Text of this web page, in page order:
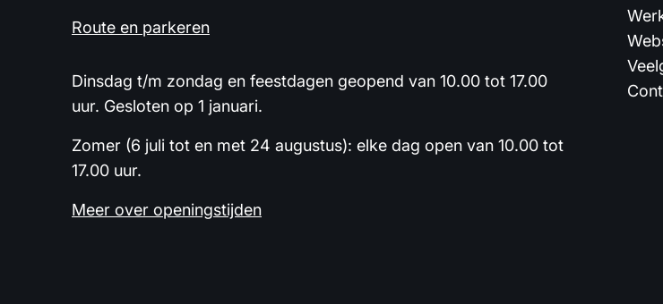
Route en parkeren
Dinsdag t/m zondag en feestdagen geopend van 10.00 tot 17.00
uur. Gesloten op 1 januari.
Zomer (6 juli tot en met 24 augustus): elke dag open van 10.00 tot
17.00 uur.
Meer over openingstijden